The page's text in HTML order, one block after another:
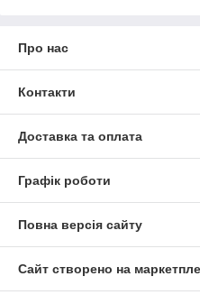
Про нас
Контакти
Доставка та оплата
Графік роботи
Повна версія сайту
Сайт створено на